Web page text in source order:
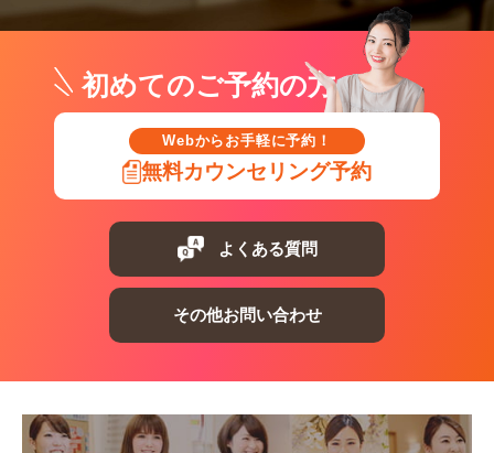
初めてのご予約の方
Webからお手軽に予約！
無料カウンセリング予約
よくある質問
その他お問い合わせ